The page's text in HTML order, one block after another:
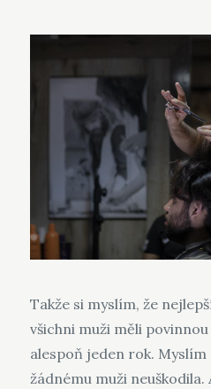
Takže si myslím, že
všichni muži měli
alespoň jeden rok. Myslím
žádnému muži neuškodila.